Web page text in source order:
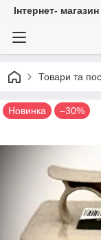
Iнтернет-
Товари та
Новинка –30%